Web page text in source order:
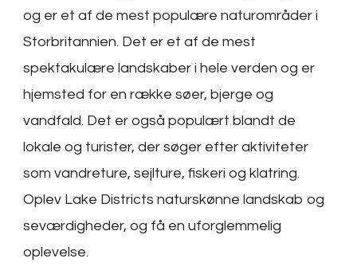
og er et af de mest populære naturområder i
Storbritannien. Det er et af de mest
spektakulære landskaber i hele verden og er
hjemsted for en række søer, bjerge og
vandfald. Det er også populært blandt de
lokale og turister, der søger efter aktiviteter
som vandreture, sejlture, fiskeri og klatring.
Oplev Lake Districts naturskønne landskab og
seværdigheder, og få en uforglemmelig
oplevelse.